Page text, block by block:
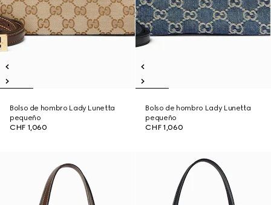
Bolso de hombro Lady Lunetta
pequeño
CHF 1,060
Bolso de hombro Lady Lunetta
pequeño
CHF 1,060